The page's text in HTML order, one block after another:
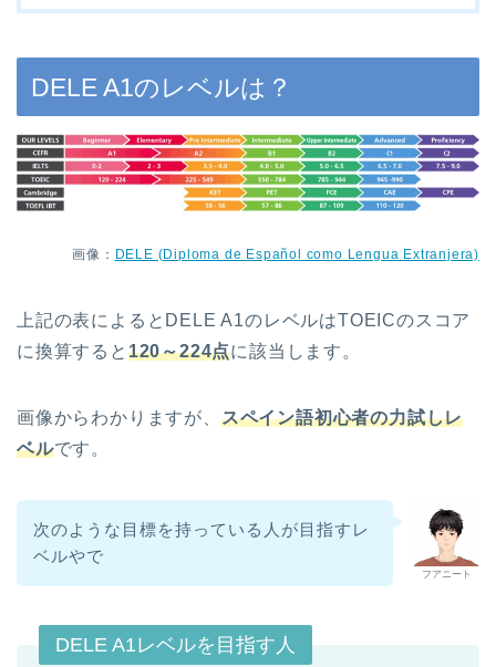
DELE A1のレベルは？
画像： DELE (Diploma de Español como Lengua Extranjera)
上記の表によるとDELE A1のレベルはTOEICのスコア
に換算すると 120～224点に該当します。
画像からわかりますが、 スペイン語初心者の力試しレ
ベルです。
フアニート
次のような目標を持っている人が目指すレ
ベルやで
DELE A1レベルを目指す人